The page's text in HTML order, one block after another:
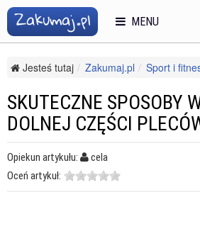
Jesteś tutaj Zakumaj.pl Sport i
Skuteczne sposoby wzmacniania
SKUTECZNE SPOSOBY
DOLNEJ CZĘŚCI
Opiekun artykułu:
cela
Oceń artykuł:
MENU